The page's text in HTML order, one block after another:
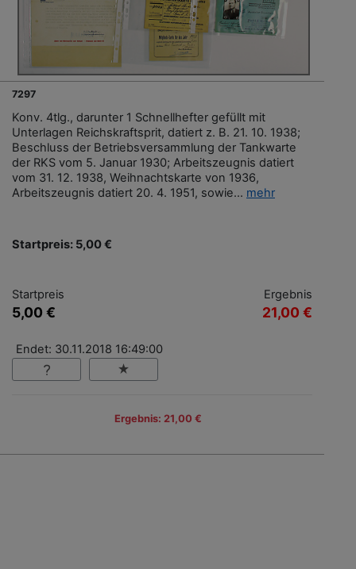
7297
Konv. 4tlg., darunter 1 Schnellhefter gefüllt mit
Unterlagen Reichskraftsprit, datiert z. B. 21. 10. 1938;
Beschluss der Betriebsversammlung der Tankwarte
der RKS vom 5. Januar 1930; Arbeitszeugnis datiert
vom 31. 12. 1938, Weihnachtskarte von 1936,
Arbeitszeugnis datiert 20. 4. 1951, sowie... mehr
Startpreis: 5,00 €
Startpreis
5,00 €
Ergebnis
21,00 €
Endet: 30.11.2018 16:49:00
Ergebnis: 21,00 €